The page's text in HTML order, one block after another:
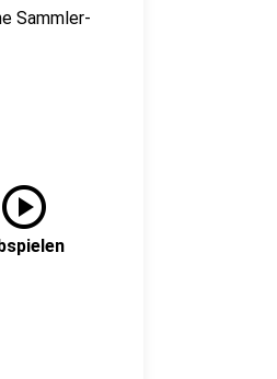
Sammler-
play_circle